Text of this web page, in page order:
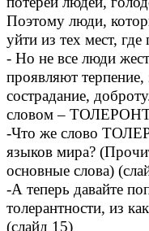
Поэтому люди,
уйти из тех мест,
- Но не все люди
проявляют терпение,
сострадание,
словом –
-Что же слово
языков мира?
основные слова)
-А теперь давайте
толерантности, из
(слайд 15)